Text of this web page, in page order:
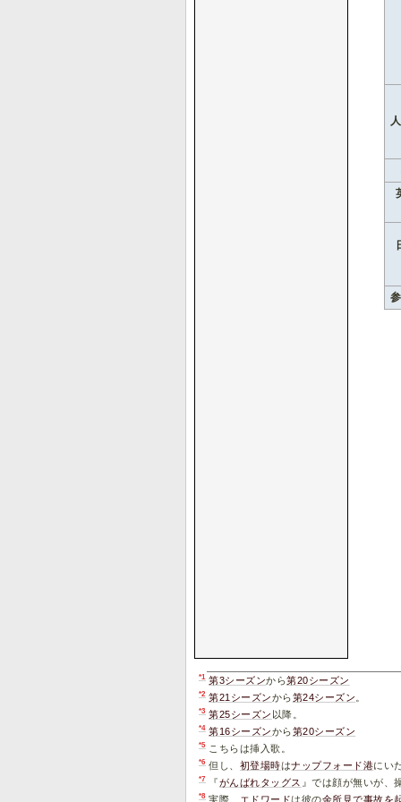
*1 第3シーズンから第20シーズン
*2 第21シーズンから第24シーズン
*3 第25シーズン 以降。
*4 第16シーズンから第20シーズン
*5 こちらは挿入歌。
*6 但し、 初登場時はナップフォード港にい
*7 『がんばれタッグス 』では顔が無いが、
*8 実際、 エドワードは彼の余所見で事故を